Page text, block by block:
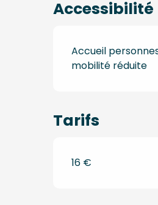
Accessibilité
Accueil
mobilité réduite
Tarifs
16 €